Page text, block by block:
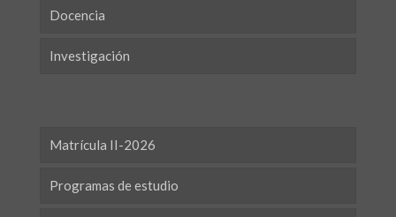
Docencia
Investigación
Matrícula II-2026
Programas de estudio